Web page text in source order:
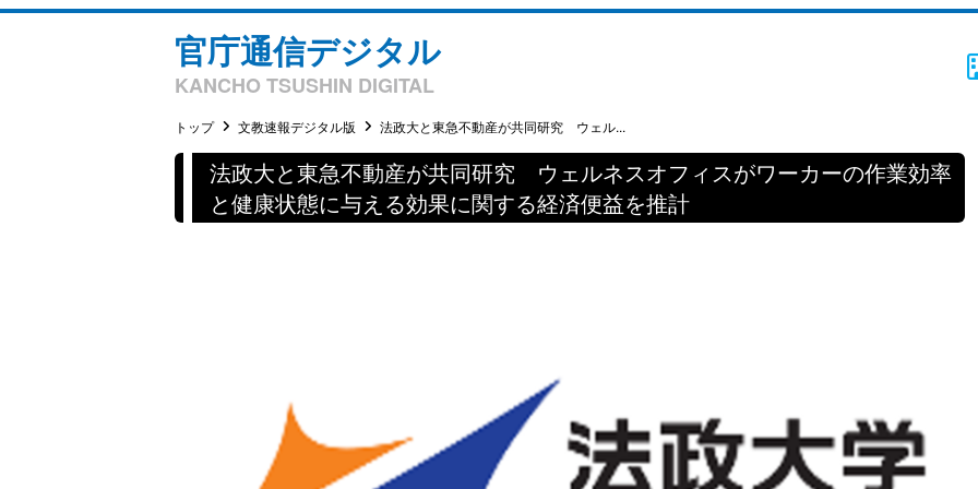
官庁通信デジタル
KANCHO TSUSHIN DIGITAL
トップ 文教速報デジタル版 法政大と東急不動産が共同研究 ウェル...
法政大と東急不動産が共同研究 ウェルネスオフィスがワーカーの作業効率
と健康状態に与える効果に関する経済便益を推計